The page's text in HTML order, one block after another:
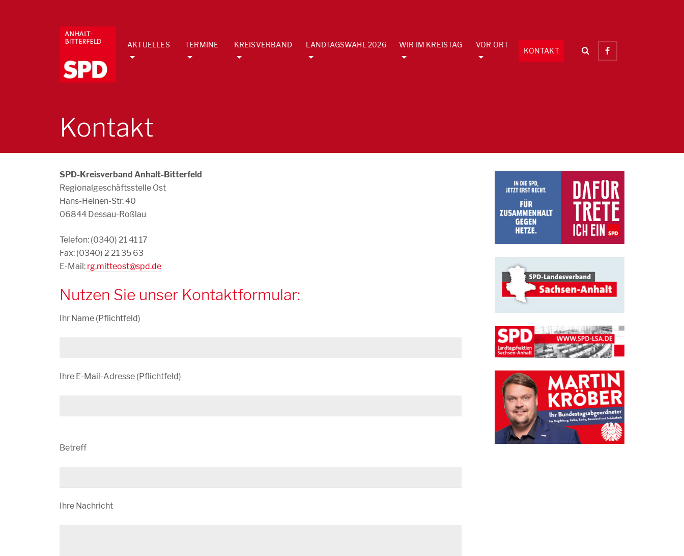
AKTUELLES TERMINE KREISVERBAND LANDTAGSWAHL 2026 WIR IM KREISTAG VOR ORT
KONTAKT
Kontakt
SPD-Kreisverband Anhalt-Bitterfeld
Regionalgeschäftsstelle Ost
Hans-Heinen-Str. 40
06844 Dessau-Roßlau
Telefon: (0340) 21 41 17
Fax: (0340) 2 21 35 63
E-Mail: rg.mitteost@spd.de
Nutzen Sie unser Kontaktformular:
Ihr Name (Pflichtfeld)
Ihre E-Mail-Adresse (Pflichtfeld)
lasse
leer.
Betreff
Ihre Nachricht